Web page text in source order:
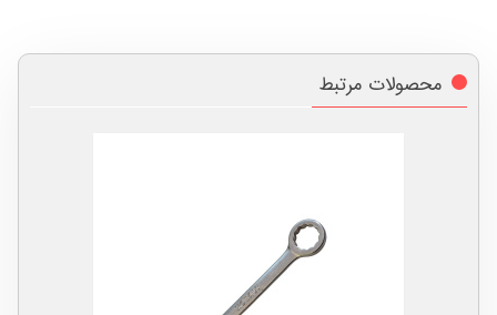
محصولات مرتبط